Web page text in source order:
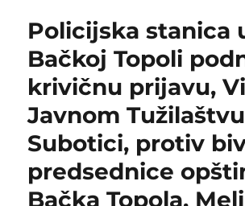
radnici
plata
Policijska stanica
Bačkoj Topoli
krivičnu prijavu,
Javnom
Subotici, protiv
predsednice
Bačka Topola,